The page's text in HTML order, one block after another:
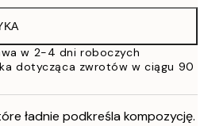
86 zł
152 zł
w 2-4 dni roboczych
dotycząca zwrotów w ciągu 90
ładnie podkreśla kompozycję.